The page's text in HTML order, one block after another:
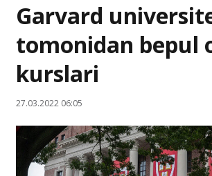
Garvard
tomonidan bepul
kurslari
27.03.2022 06:05